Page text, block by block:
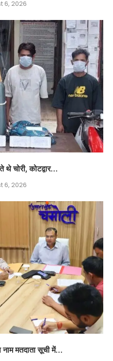
6, 2026
थे चोरी, कोटद्वार...
6, 2026
नाम मतदाता सूची में...